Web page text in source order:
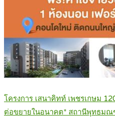
โครงการ เสนาคิทท์ เพชรเกษม
ต่อขยายในอนาคต* สถานีพุทธมณ